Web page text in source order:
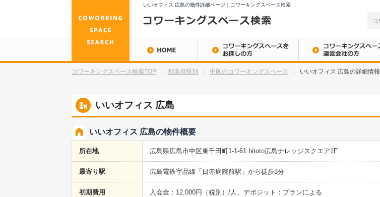
いいオフィス 広島の物件詳細ページ｜コワーキングスペース検索
コワーキングスペース検索TOP 都道府県別 中国のコワーキングスペース いいオフィス 広島の詳細情報
いいオフィス 広島
いいオフィス 広島の物件概要
所在地 広島県広島市中区東千田町1-1-61 hitoto広島ナレッジスクエア1F
最寄り駅 広島電鉄宇品線「日赤病院前駅」から徒歩3分
初期費用 入会金：12,000円（税別）/人、デポジット：プランによる